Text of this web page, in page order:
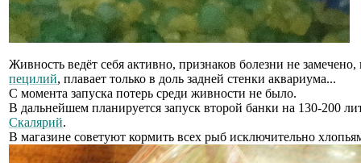
Живность ведёт себя активно, признаков болезни не
пецилий, плавает только в доль задней стенки аквариума...
С момента запуска потерь среди живности не было.
В дальнейшем планируется запуск второй банки на 130-200
Скалярий.
В магазине советуют кормить всех рыб исключительно